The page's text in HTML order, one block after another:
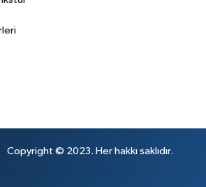
Copyright © 2023. Her hakkı saklıdır.